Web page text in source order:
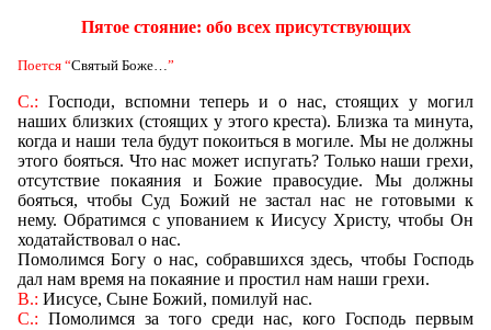
Пятое стояние: обо всех присутствующих
Поется “Святый Боже…”
С.: Господи, вспомни теперь и о нас, стоящих у могил
наших близких (стоящих у этого креста). Близка та минута,
когда и наши тела будут покоиться в могиле. Мы не должны
этого бояться. Что нас может испугать? Только наши грехи,
отсутствие покаяния и Божие правосудие. Мы должны
бояться, чтобы Суд Божий не застал нас не готовыми к
нему. Обратимся с упованием к Иисусу Христу, чтобы Он
ходатайствовал о нас.
Помолимся Богу о нас, собравшихся здесь, чтобы Господь
дал нам время на покаяние и простил нам наши грехи.
В.: Иисусе, Сыне Божий, помилуй нас.
С.: Помолимся за того среди нас, кого Господь первым